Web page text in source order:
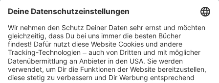
Partnerprogramm (Affiliate)
Folge uns auf